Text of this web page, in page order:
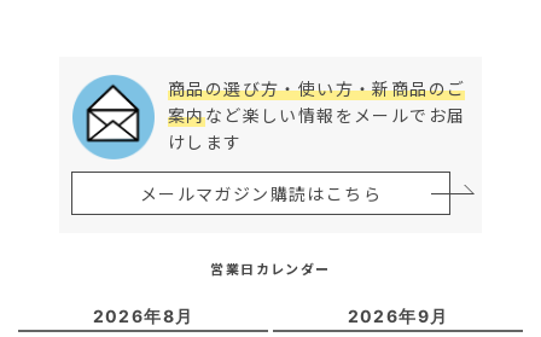
商品の選び方・使い方・新商品のご
案内など楽しい情報をメールでお届
けします
メールマガジン購読はこちら
営業日カレンダー
2026年8月 2026年9月